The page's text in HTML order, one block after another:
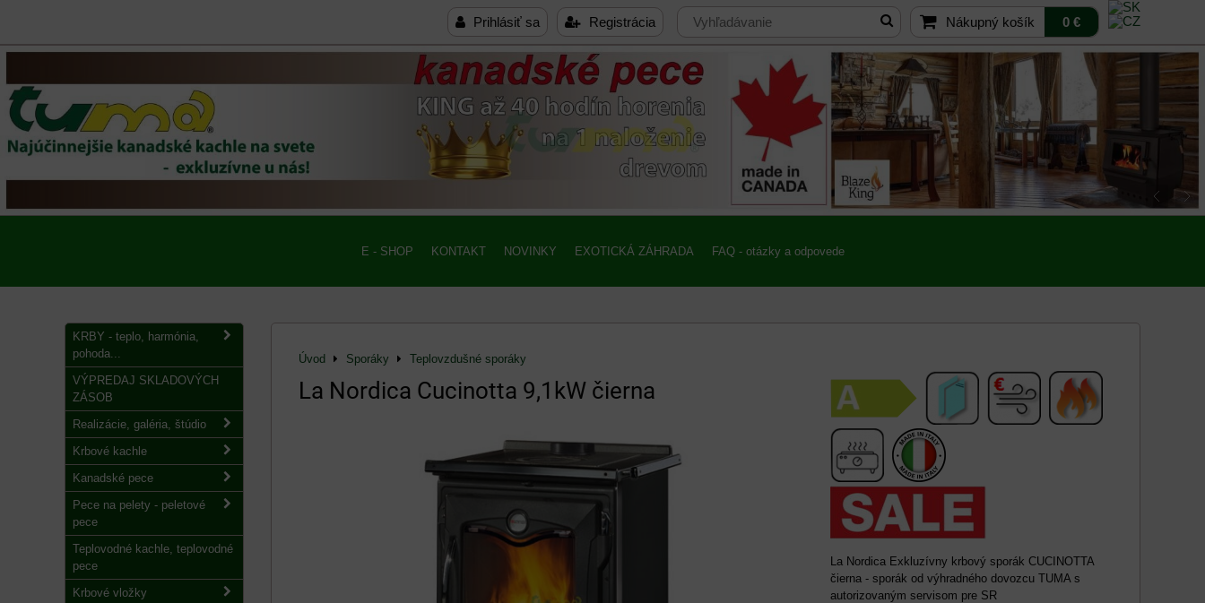
Prihlásiť sa Registrácia Nákupný košík 0 €
E - SHOP KONTAKT NOVINKY EXOTICKÁ ZÁHRADA FAQ - otázky a odpovede
Úvod Sporáky Teplovzdušné sporáky
La Nordica Cucinotta 9,1kW čierna
La Nordica Exkluzívny krbový sporák CUCINOTTA
čierna - sporák od výhradného dovozcu TUMA s
autorizovaným servisom pre SR
KRBY - teplo, harmónia,
pohoda...
VÝPREDAJ SKLADOVÝCH
ZÁSOB
Realizácie, galéria, štúdio
Krbové kachle
Kanadské pece
Pece na pelety - peletové
pece
Teplovodné kachle, teplovodné
pece
Krbové vložky